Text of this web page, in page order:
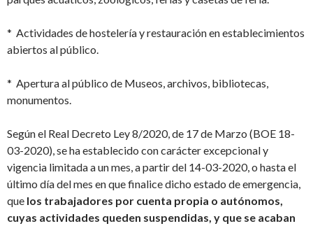
* Actividades de hostelería y restauración en establecimientos
abiertos al público.
* Apertura al público de Museos, archivos, bibliotecas,
monumentos.
Según el Real Decreto Ley 8/2020, de 17 de Marzo (BOE 18-
03-2020), se ha establecido con carácter excepcional y
vigencia limitada a un mes, a partir del 14-03-2020, o hasta el
último día del mes en que finalice dicho estado de emergencia,
que los trabajadores por cuenta propia o autónomos,
cuyas actividades queden suspendidas, y que se acaban